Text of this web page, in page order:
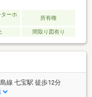
イバシーにも配慮され
ッキリ収まりお部屋を
可能です！お気軽にご
ーホ
所有権
間取り図有り
線 七宝駅 徒歩12分